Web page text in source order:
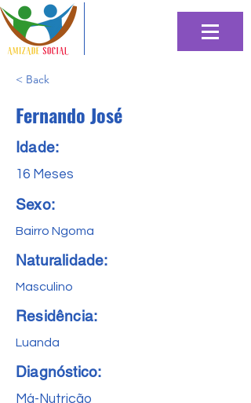
< Back
Fernando José
Idade:
16 Meses
Sexo:
Bairro Ngoma
Naturalidade:
Masculino
Residência:
Luanda
Diagnóstico:
Má-Nutrição